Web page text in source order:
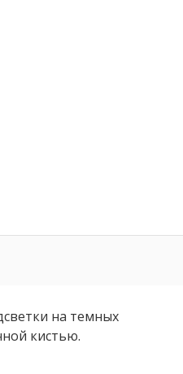
на темных
кистью.